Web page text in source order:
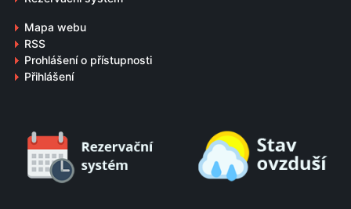
Mapa webu
RSS
Prohlášení o přístupnosti
Přihlášení